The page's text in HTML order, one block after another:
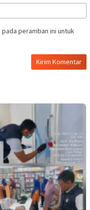
peramban ini untuk